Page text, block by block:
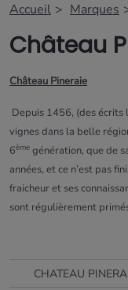
Accueil Marques
Château
Château Pineraie
Depuis 1456, (des
vignes dans la belle
6ème génération, que de
années, et ce n’est pas
fraicheur et ses
sont régulièrement
CHATEAU